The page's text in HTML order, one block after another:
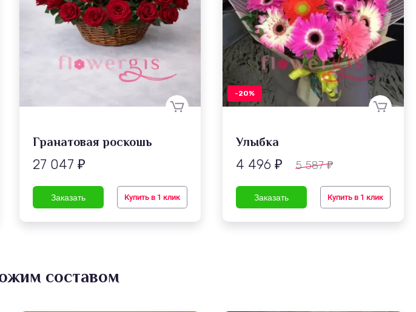
Гранатовая роскошь
27 047 ₽
Купить в 1 клик
-20%
Улыбка
4 496 ₽ 5 587₽
Купить в 1 клик
составом